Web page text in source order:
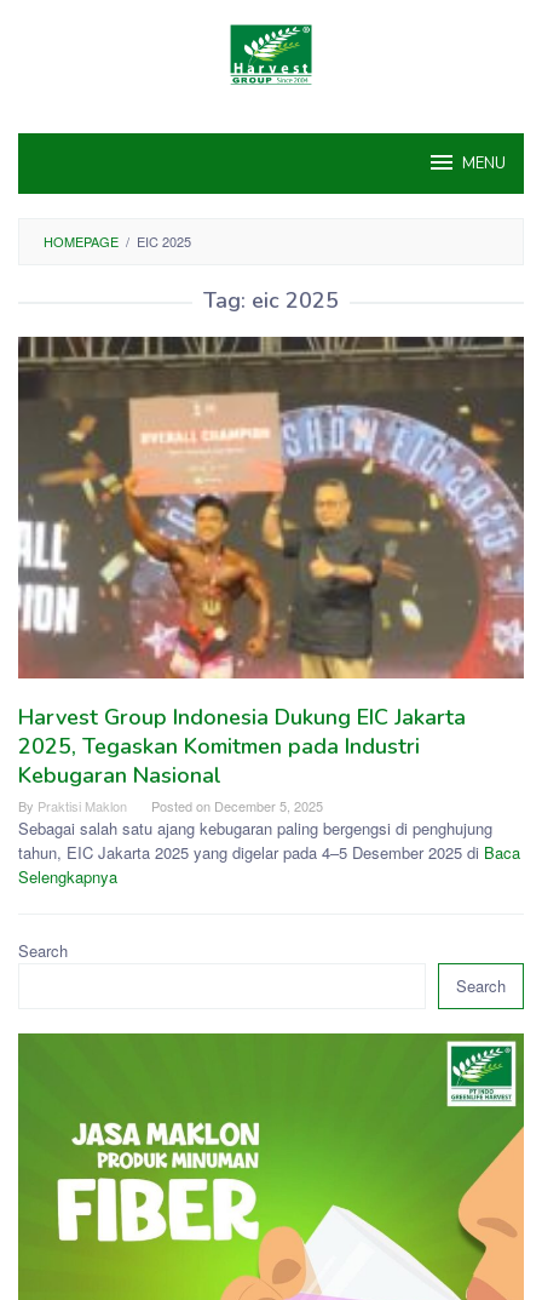
MENU
HOMEPAGE / EIC 2025
Tag: eic 2025
Harvest Group Indonesia Dukung EIC Jakarta
2025, Tegaskan Komitmen pada Industri
Kebugaran Nasional
By Praktisi Maklon Posted on December 5, 2025
Sebagai salah satu ajang kebugaran paling bergengsi di penghujung
tahun, EIC Jakarta 2025 yang digelar pada 4–5 Desember 2025 di Baca
Selengkapnya
Search
Search